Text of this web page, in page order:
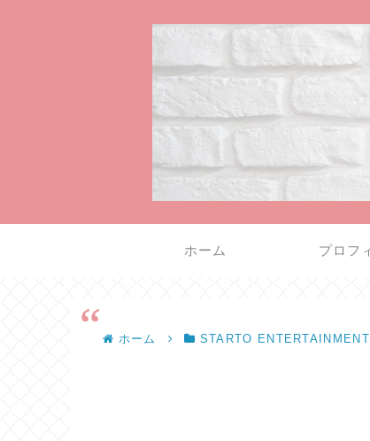
ホーム プロフ
ホーム STARTO ENTERTAINMENT